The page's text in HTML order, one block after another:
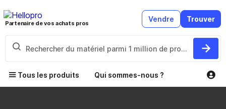
Partenaire de vos achats pros Vendre Trouver
Tous les produits Qui sommes-nous ?